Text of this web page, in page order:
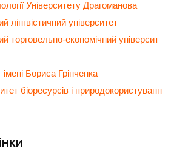
Університету Драгоманова
лінгвістичний університет
торговельно-економічний університ
Бориса Грінченка
біоресурсів і природокористуванн